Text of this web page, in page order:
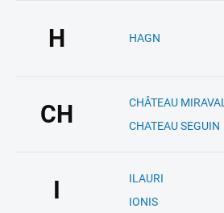
H HAGN
CH
CHÂTEAU MIRAVAL
CHATEAU SEGUIN
I
ILAURI
IONIS